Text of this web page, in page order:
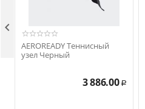
AEROREADY Теннисный
узел Черный
3 886.00 Р
